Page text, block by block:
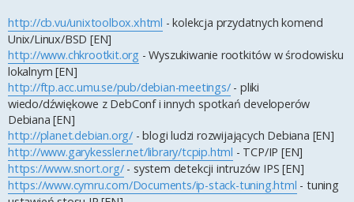
http://cb.vu/unixtoolbox.xhtml - kolekcja przydatnych komend
Unix/Linux/BSD [EN]
http://www.chkrootkit.org - Wyszukiwanie rootkitów w środowisku
lokalnym [EN]
http://ftp.acc.umu.se/pub/debian-meetings/- pliki
wiedo/dźwiękowe z DebConf i innych spotkań developerów
Debiana [EN]
http://planet.debian.org/ - blogi ludzi rozwijających Debiana [EN]
http://www.garykessler.net/library/tcpip.html - TCP/IP [EN]
https://www.snort.org/- system detekcji intruzów IPS [EN]
https://www.cymru.com/Documents/ip-stack-tuning.html - tuning